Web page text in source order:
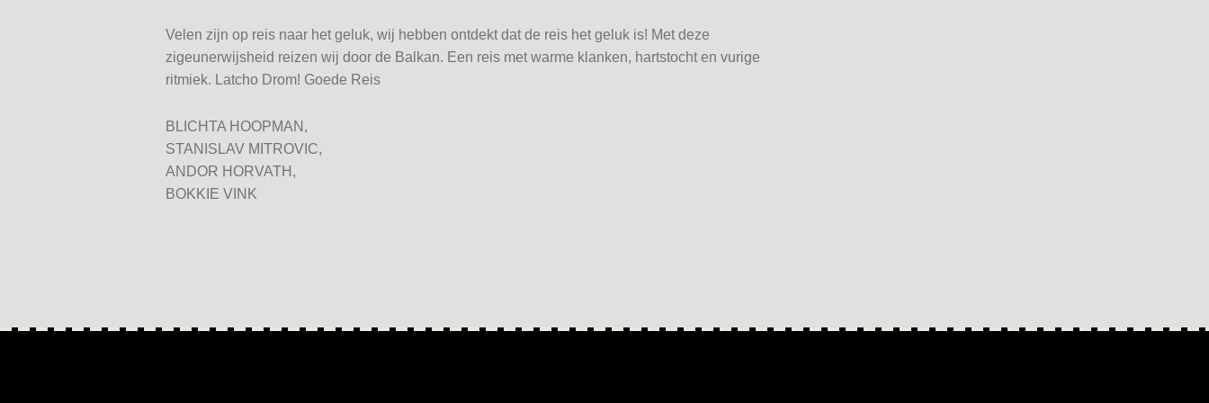
Velen zijn op reis naar het geluk, wij hebben ontdekt dat de reis het geluk is! Met deze
zigeunerwijsheid reizen wij door de Balkan. Een reis met warme klanken, hartstocht en vurige
ritmiek. Latcho Drom! Goede Reis
BLICHTA HOOPMAN,
STANISLAV MITROVIC,
ANDOR HORVATH,
BOKKIE VINK